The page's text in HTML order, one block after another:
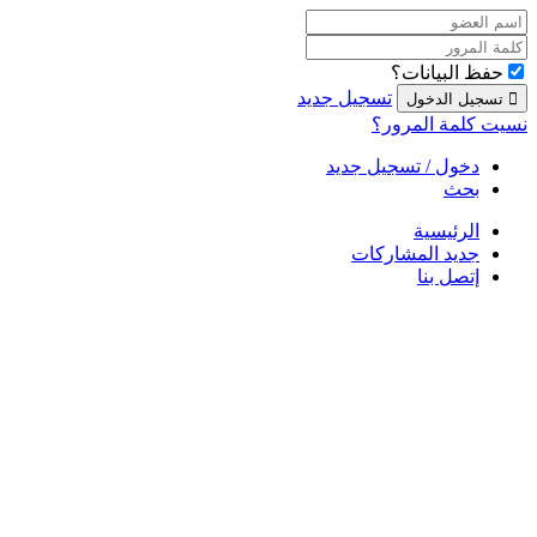
حفظ البيانات؟
تسجيل جديد
نسيت كلمة المرور؟
دخول / تسجيل جديد
بحث
الرئيسية
جديد المشاركات
إتصل بنا